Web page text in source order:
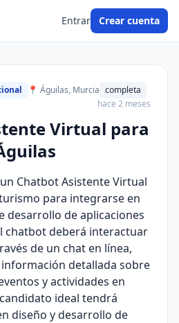
Entrar Crear cuenta
📍 Águilas, Murcia completa
hace 2 meses
Virtual para
Chatbot Asistente Virtual
para integrarse en
desarrollo de aplicaciones
chatbot deberá interactuar
de un chat en línea,
detallada sobre
y actividades en
ideal tendrá
diseño y desarrollo de